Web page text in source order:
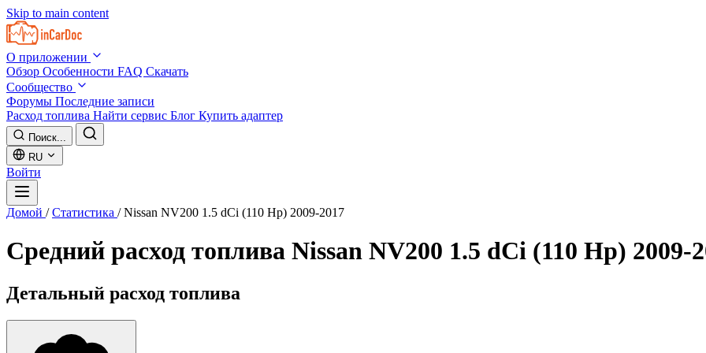
Skip to main content
О приложении
Обзор Особенности FAQ Скачать
Сообщество
Форумы Последние записи
Расход топлива Найти сервис Блог Купить адаптер
Поиск...
RU
Войти
Домой / Статистика / Nissan NV200 1.5 dCi (110 Hp) 2009-2017
Средний расход топлива Nissan NV200 1.5 dCi (110 Hp) 2009-
Детальный расход топлива